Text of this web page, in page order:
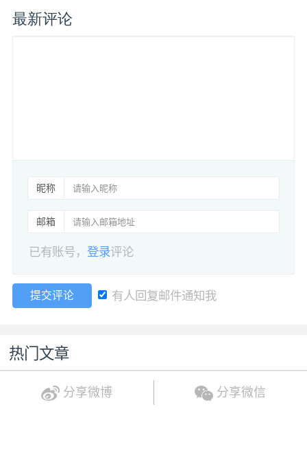
最新评论
昵称
邮箱
已有账号，登录评论
提交评论 有人回复邮件通知我
热门文章
分享微博 分享微信